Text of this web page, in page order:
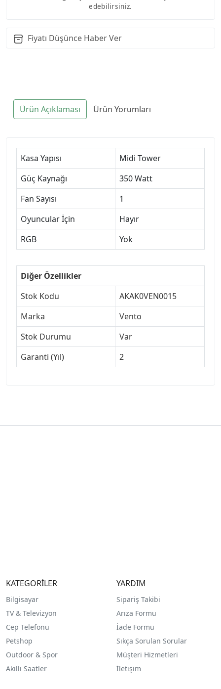
edebilirsiniz.
Fiyatı Düşünce Haber Ver
Ürün Açıklaması Ürün Yorumları
Kasa Yapısı
Midi Tower
Güç Kaynağı
350 Watt
Fan Sayısı
1
Oyuncular İçin
Hayır
RGB
Yok
Diğer Özellikler
Stok Kodu
AKAK0VEN0015
Marka
Vento
Stok Durumu
Var
Garanti (Yıl)
2
KATEGORİLER
Bilgisayar
TV & Televizyon
Cep Telefonu
Petshop
Outdoor & Spor
Akıllı Saatler
YARDIM
Sipariş Takibi
Arıza Formu
İade Formu
Sıkça Sorulan Sorular
Müşteri Hizmetleri
İletişim